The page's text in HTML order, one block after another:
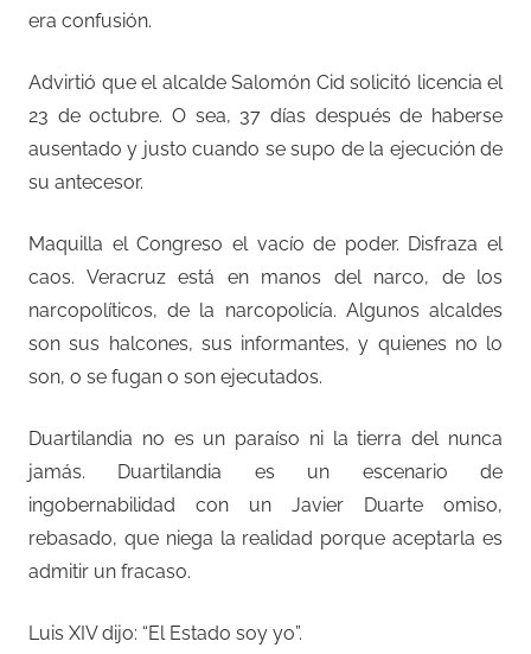
era confusión.
Advirtió que el alcalde Salomón Cid solicitó licencia el
23 de octubre. O sea, 37 días después de haberse
ausentado y justo cuando se supo de la ejecución de
su antecesor.
Maquilla el Congreso el vacío de poder. Disfraza el
caos. Veracruz está en manos del narco, de los
narcopolíticos, de la narcopolicía. Algunos alcaldes
son sus halcones, sus informantes, y quienes no lo
son, o se fugan o son ejecutados.
Duartilandia no es un paraíso ni la tierra del nunca
jamás. Duartilandia es un escenario de
ingobernabilidad con un Javier Duarte omiso,
rebasado, que niega la realidad porque aceptarla es
admitir un fracaso.
Luis XIV dijo: “El Estado soy yo”.